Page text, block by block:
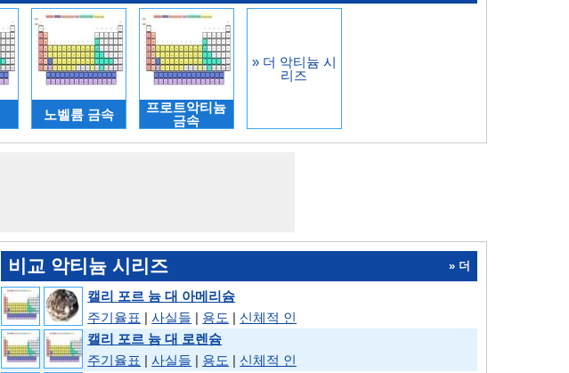
노벨륨 금속
프로트악티늄
금속
» 더 악티늄 시
리즈
비교 악티늄 시리즈 » 더
캘리 포르 늄 대 아메리슘
주기율표 |사실들 | 용도 | 신체적 인
캘리 포르 늄 대 로렌슘
주기율표 |사실들 | 용도 | 신체적 인